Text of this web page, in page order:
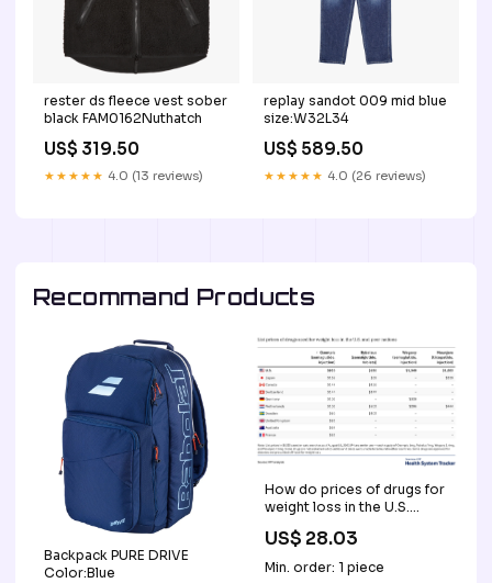
rester ds fleece vest sober
black FAM0162Nuthatch
US$ 319.50
★★★★★ 4.0 (13 reviews)
replay sandot 009 mid blue
size:W32L34
US$ 589.50
★★★★★ 4.0 (26 reviews)
Recommand Products
Backpack PURE DRIVE
Color:Blue
How do prices of drugs for
weight loss in the U.S.
prices?
US$ 28.03
Min. order: 1 piece